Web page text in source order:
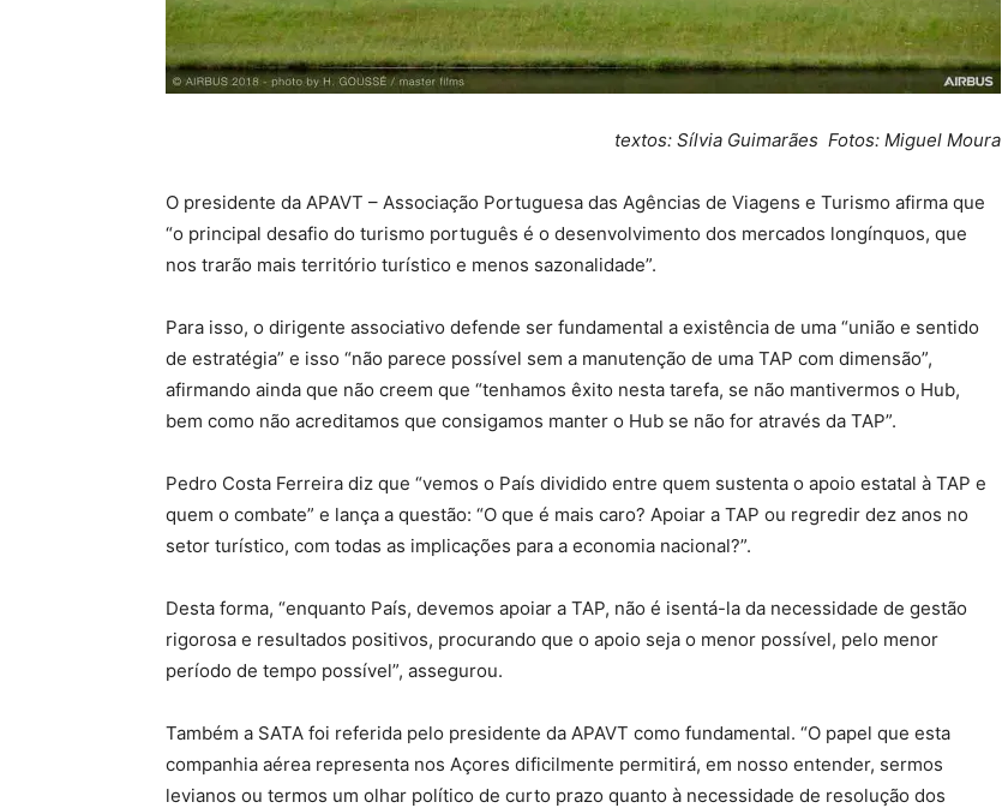
textos: Sílvia Guimarães Fotos: Miguel Moura
O presidente da APAVT – Associação Portuguesa das Agências de Viagens e Turismo afirma que
“o principal desafio do turismo português é o desenvolvimento dos mercados longínquos, que
nos trarão mais território turístico e menos sazonalidade”.
Para isso, o dirigente associativo defende ser fundamental a existência de uma “união e sentido
de estratégia” e isso “não parece possível sem a manutenção de uma TAP com dimensão”,
afirmando ainda que não creem que “tenhamos êxito nesta tarefa, se não mantivermos o Hub,
bem como não acreditamos que consigamos manter o Hub se não for através da TAP”.
Pedro Costa Ferreira diz que “vemos o País dividido entre quem sustenta o apoio estatal à TAP e
quem o combate” e lança a questão: “O que é mais caro? Apoiar a TAP ou regredir dez anos no
setor turístico, com todas as implicações para a economia nacional?”.
Desta forma, “enquanto País, devemos apoiar a TAP, não é isentá-la da necessidade de gestão
rigorosa e resultados positivos, procurando que o apoio seja o menor possível, pelo menor
período de tempo possível”, assegurou.
Também a SATA foi referida pelo presidente da APAVT como fundamental. “O papel que esta
companhia aérea representa nos Açores dificilmente permitirá, em nosso entender, sermos
levianos ou termos um olhar político de curto prazo quanto à necessidade de resolução dos